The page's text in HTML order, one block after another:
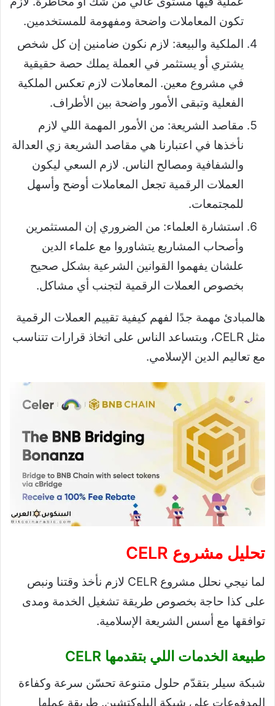
تكون المعاملات واضحة ومفهومة للمستخدمين.
الملكية والبيعة: لازم نكون ضامنين إن كل شخص
يشتري أو يستثمر في العملة يملك حصة حقيقية
في مشروع معين. المعاملات لازم تعكس الملكية
الفعلية وتبقى الأمور واضحة بين الأطراف.
مقاصد الشريعة: من الأمور المهمة اللي لازم
نأخذها في اعتبارنا هي مقاصد الشريعة زي العدالة
والشفافية ومصالح الناس. لازم السعي ليكون
العملات الرقمية تجعل المعاملات أوضح وأسهل
للمجتمعات.
استشارة العلماء: من الضروري إن المستثمرين
وأصحاب المشاريع يتشاوروا مع علماء الدين
علشان يفهموا القوانين الشرعية بشكل صحيح
بخصوص العملات الرقمية لتجنب أي مشاكل.
هالمبادئ مهمة جدًا لفهم كيفية تقييم العملات الرقمية
مثل CELR، وبتساعد الناس على اتخاذ قرارات تتناسب
مع تعاليم الدين الإسلامي.
تحليل مشروع CELR
لما نيجي نحلل مشروع CELR لازم نأخذ وقتنا ونبص
على كذا حاجة بخصوص طريقة تشغيل الخدمة ومدى
توافقها مع أسس الشريعة الإسلامية.
طبيعة الخدمات اللي بتقدمها CELR
شبكة سيلر بتقدّم حلول متنوعة تحسّن سرعة وكفاءة
المدفوعات على شبكة البلوكتشين. طريقة عملها